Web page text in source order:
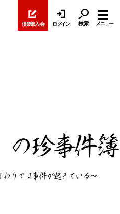
倶楽部入会 ログイン 検索 メニュー